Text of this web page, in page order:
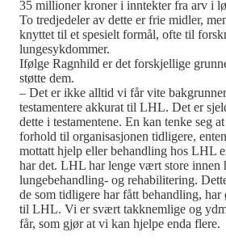
35 millioner kroner i inntekter fra arv i
To tredjedeler av dette er frie midler,
knyttet til et spesielt formål, ofte til
lungesykdommer.
Ifølge Ragnhild er det forskjellige
støtte dem.
– Det er ikke alltid vi får vite
testamentere akkurat til LHL. Det er
dette i testamentene. En kan tenke seg
forhold til organisasjonen tidligere,
mottatt hjelp eller behandling hos LHL
har det. LHL har lenge vært store innen
lungebehandling- og rehabilitering.
de som tidligere har fått behandling, har
til LHL. Vi er svært takknemlige og
får, som gjør at vi kan hjelpe enda flere.